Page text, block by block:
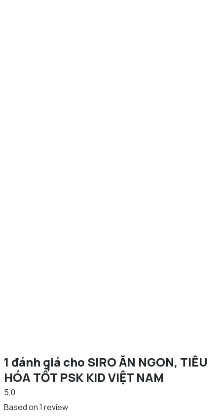
1 đánh giá cho SIRO ĂN NGON, TIÊU
HÓA TỐT PSK KID VIỆT NAM
5,0
Based on 1 review